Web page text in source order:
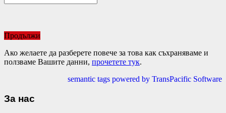
Продължи
Ако желаете да разберете повече за това как съхраняваме и
ползваме Вашите данни, прочетете тук.
semantic tags powered by TransPacific Software
За нас